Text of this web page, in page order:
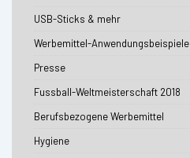
USB-Sticks & mehr
Werbemittel-Anwendungsbeispiele
Presse
Fussball-Weltmeisterschaft 2018
Berufsbezogene Werbemittel
Hygiene